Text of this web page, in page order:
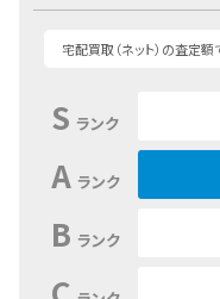
宅配買取（ネット）の査定額
S ランク
A ランク
B ランク